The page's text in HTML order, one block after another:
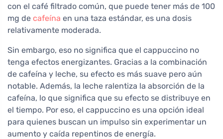
con el café filtrado común, que puede tener más de 100
mg de cafeína en una taza estándar, es una dosis
relativamente moderada.
Sin embargo, eso no significa que el cappuccino no
tenga efectos energizantes. Gracias a la combinación
de cafeína y leche, su efecto es más suave pero aún
notable. Además, la leche ralentiza la absorción de la
cafeína, lo que significa que su efecto se distribuye en
el tiempo. Por eso, el cappuccino es una opción ideal
para quienes buscan un impulso sin experimentar un
aumento y caída repentinos de energía.